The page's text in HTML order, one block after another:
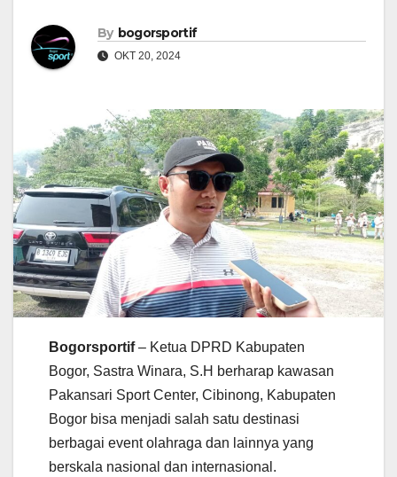
By bogorsportif
OKT 20, 2024
Bogorsportif– Ketua DPRD Kabupaten
Bogor, Sastra Winara, S.H berharap kawasan
Pakansari Sport Center, Cibinong, Kabupaten
Bogor bisa menjadi salah satu destinasi
berbagai event olahraga dan lainnya yang
berskala nasional dan internasional.